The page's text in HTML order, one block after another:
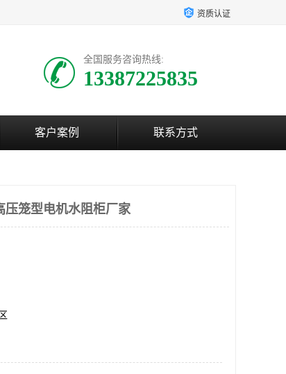
资质认证
全国服务咨询热线:
13387225835
客户案例 联系方式
压笼型电机水阻柜厂家